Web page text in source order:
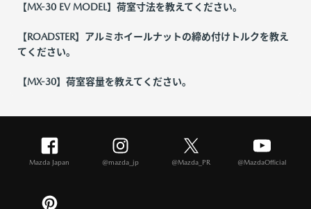
【MX-30 EV MODEL】荷室寸法を教えてください。
【ROADSTER】アルミホイールナットの締め付けトルクを教え
てください。
【MX-30】荷室容量を教えてください。
Mazda Japan @mazda_jp @Mazda_PR @MazdaOfficial